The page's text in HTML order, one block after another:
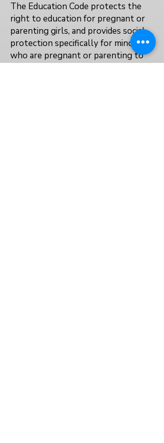
The Education Code protects the
right to education for pregnant or
parenting girls, and provides social
protection specifically for minors
who are pregnant or parenting to